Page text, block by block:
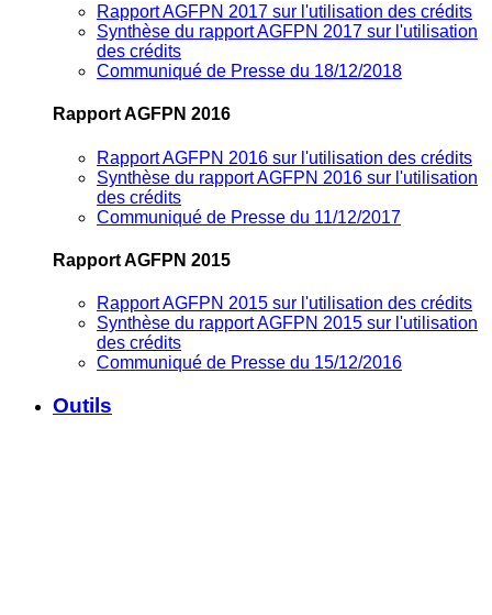
Rapport AGFPN 2017 sur l'utilisation des crédits
Synthèse du rapport AGFPN 2017 sur l'utilisation
des crédits
Communiqué de Presse du 18/12/2018
Rapport AGFPN 2016
Rapport AGFPN 2016 sur l'utilisation des crédits
Synthèse du rapport AGFPN 2016 sur l'utilisation
des crédits
Communiqué de Presse du 11/12/2017
Rapport AGFPN 2015
Rapport AGFPN 2015 sur l'utilisation des crédits
Synthèse du rapport AGFPN 2015 sur l'utilisation
des crédits
Communiqué de Presse du 15/12/2016
Outils